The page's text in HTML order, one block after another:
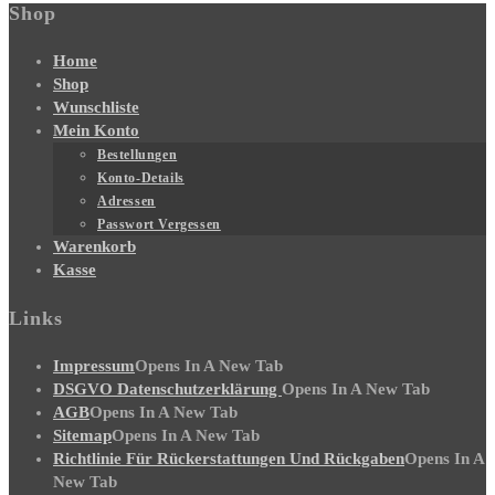
Shop
Home
Shop
Wunschliste
Mein Konto
Bestellungen
Konto-Details
Adressen
Passwort Vergessen
Warenkorb
Kasse
Links
ImpressumOpens In A New Tab
DSGVO Datenschutzerklärung Opens In A New Tab
AGBOpens In A New Tab
SitemapOpens In A New Tab
Richtlinie Für Rückerstattungen Und RückgabenOpens In A
New Tab